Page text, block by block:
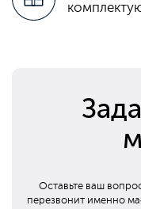
Оставьте ваш
перезвонит именно